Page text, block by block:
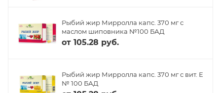
Рыбий жир Мирролла капс. 370 мг с
маслом шиповника №100 БАД
от 105.28 руб.
Рыбий жир Мирролла капс. 370 мг с вит. Е
№ 100 БАД